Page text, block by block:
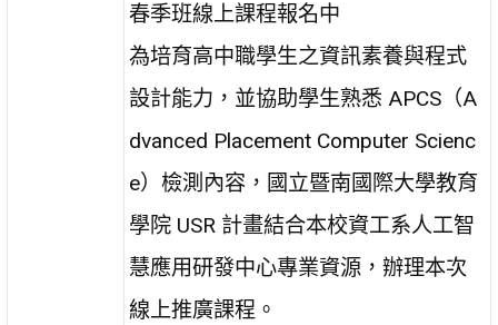
春季班線上課程報名中
為培育高中職學生之資訊素養與程式
設計能力，並協助學生熟悉 APCS（A
dvanced Placement Computer Scienc
e）檢測內容，國立暨南國際大學教育
學院 USR 計畫結合本校資工系人工智
慧應用研發中心專業資源，辦理本次
線上推廣課程。